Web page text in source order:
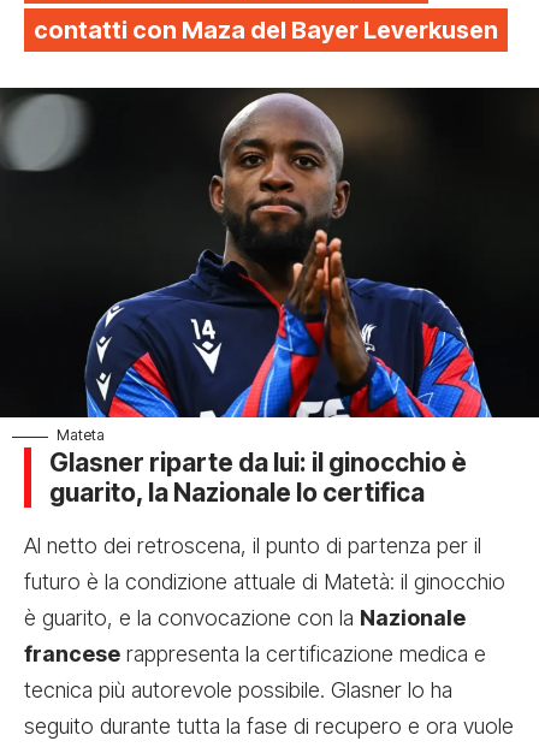
contatti con Maza del Bayer Leverkusen
Mateta
Glasner riparte da lui: il ginocchio è
guarito, la Nazionale lo certifica
Al netto dei retroscena, il punto di partenza per il
futuro è la condizione attuale di Matetà: il ginocchio
è guarito, e la convocazione con la Nazionale
francese rappresenta la certificazione medica e
tecnica più autorevole possibile. Glasner lo ha
seguito durante tutta la fase di recupero e ora vuole